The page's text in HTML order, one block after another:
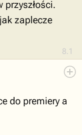
8.1
zaplecze
do premiery a